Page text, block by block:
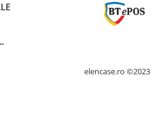
elencase.ro ©2023